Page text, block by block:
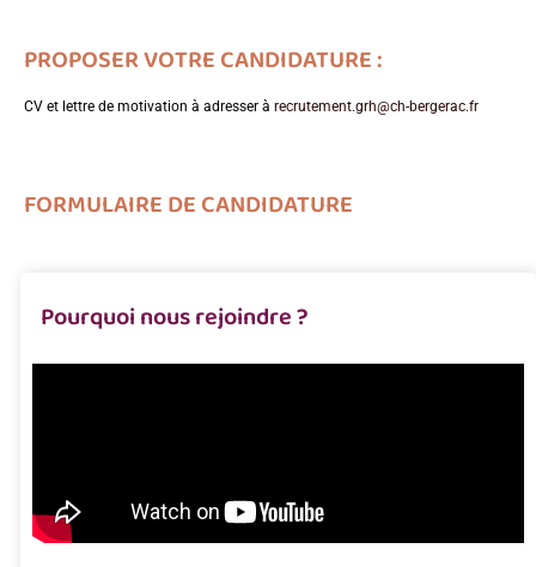
PROPOSER VOTRE CANDIDATURE :
CV et lettre de motivation à adresser à recrutement.grh@ch-bergerac.fr
FORMULAIRE DE CANDIDATURE
Pourquoi nous rejoindre ?